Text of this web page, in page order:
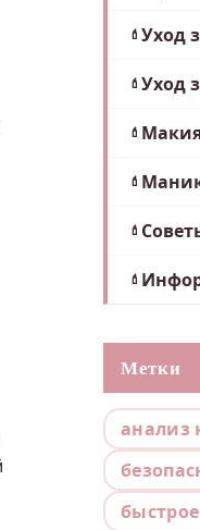
Уход
Уход
Метки
анализ